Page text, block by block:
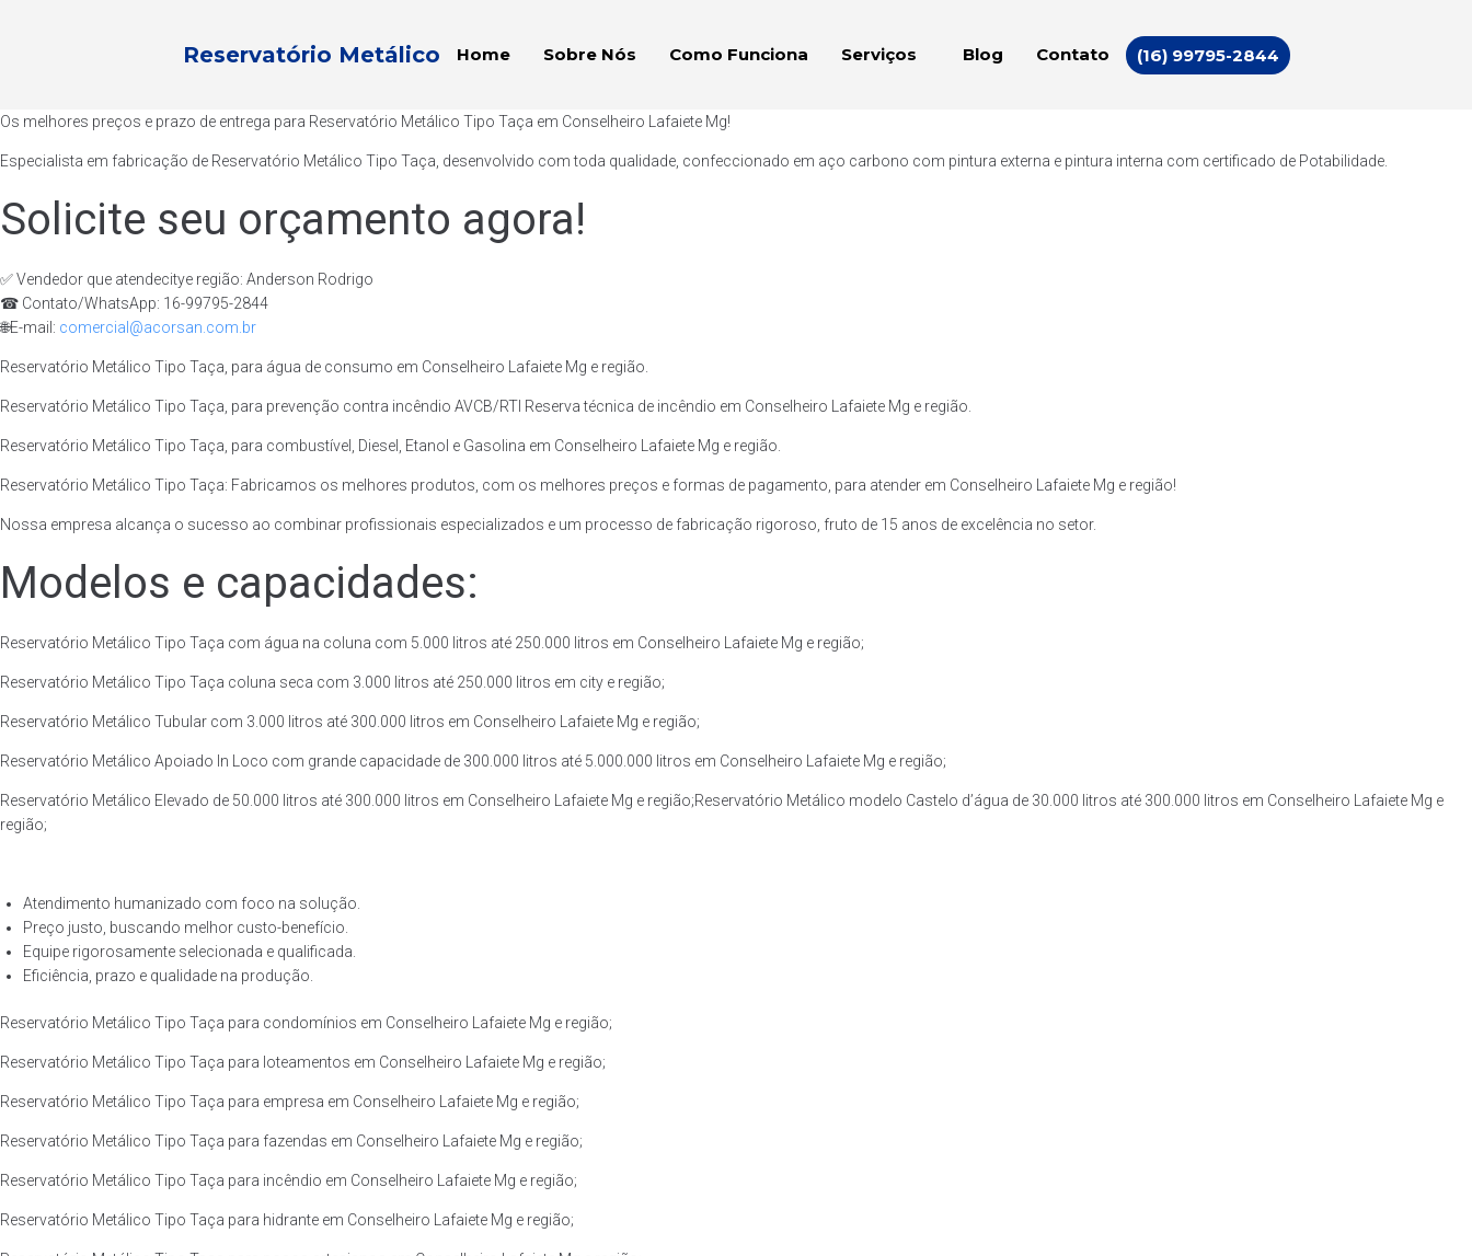
Reservatório Metálico Home Sobre Nós Como Funciona Serviços Blog Contato (16) 99795-2844
Os melhores preços e prazo de entrega para Reservatório Metálico Tipo Taça em Conselheiro Lafaiete Mg!
Especialista em fabricação de Reservatório Metálico Tipo Taça, desenvolvido com toda qualidade, confeccionado em aço carbono com pintura externa e pintura interna com certificado de Potabilidade.
Solicite seu orçamento agora!
✅ Vendedor que atendecitye região: Anderson Rodrigo
☎ Contato/WhatsApp: 16-99795-2844
🌐E-mail: comercial@acorsan.com.br
Reservatório Metálico Tipo Taça, para água de consumo em Conselheiro Lafaiete Mg e região.
Reservatório Metálico Tipo Taça, para prevenção contra incêndio AVCB/RTI Reserva técnica de incêndio em Conselheiro Lafaiete Mg e região.
Reservatório Metálico Tipo Taça, para combustível, Diesel, Etanol e Gasolina em Conselheiro Lafaiete Mg e região.
Reservatório Metálico Tipo Taça: Fabricamos os melhores produtos, com os melhores preços e formas de pagamento, para atender em Conselheiro Lafaiete Mg e região!
Nossa empresa alcança o sucesso ao combinar profissionais especializados e um processo de fabricação rigoroso, fruto de 15 anos de excelência no setor.
Modelos e capacidades:
Reservatório Metálico Tipo Taça com água na coluna com 5.000 litros até 250.000 litros em Conselheiro Lafaiete Mg e região;
Reservatório Metálico Tipo Taça coluna seca com 3.000 litros até 250.000 litros em city e região;
Reservatório Metálico Tubular com 3.000 litros até 300.000 litros em Conselheiro Lafaiete Mg e região;
Reservatório Metálico Apoiado In Loco com grande capacidade de 300.000 litros até 5.000.000 litros em Conselheiro Lafaiete Mg e região;
Reservatório Metálico Elevado de 50.000 litros até 300.000 litros em Conselheiro Lafaiete Mg e região;Reservatório Metálico modelo Castelo d’água de 30.000 litros até 300.000 litros em Conselheiro Lafaiete Mg e
região;
Atendimento humanizado com foco na solução.
Preço justo, buscando melhor custo-benefício.
Equipe rigorosamente selecionada e qualificada.
Eficiência, prazo e qualidade na produção.
Reservatório Metálico Tipo Taça para condomínios em Conselheiro Lafaiete Mg e região;
Reservatório Metálico Tipo Taça para loteamentos em Conselheiro Lafaiete Mg e região;
Reservatório Metálico Tipo Taça para empresa em Conselheiro Lafaiete Mg e região;
Reservatório Metálico Tipo Taça para fazendas em Conselheiro Lafaiete Mg e região;
Reservatório Metálico Tipo Taça para incêndio em Conselheiro Lafaiete Mg e região;
Reservatório Metálico Tipo Taça para hidrante em Conselheiro Lafaiete Mg e região;